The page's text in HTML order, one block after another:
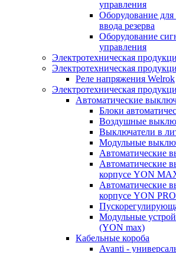
управления
Оборудование для
ввода резерва
Оборудование
управления
Электротехническая
Электротехническая
Реле напряжения Welrok
Электротехническая
Автоматические
Блоки
Воздушные
Выключатели в
Модульные
Автоматические
Автоматические
корпусе YON
Автоматические
корпусе YON
Модульные
(YON max)
Кабельные короба
Avanti -